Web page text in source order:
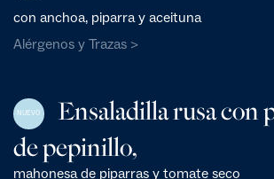
con anchoa, piparra y aceituna
Alérgenos y Trazas >
NUEVO
Ensaladilla rusa con
de pepinillo,
mahonesa de piparras y tomate seco